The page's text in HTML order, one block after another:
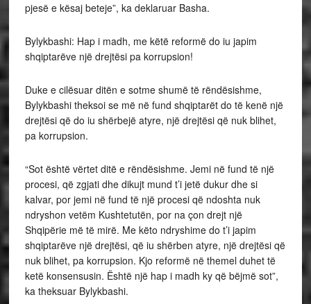
pjesë e kësaj beteje”, ka deklaruar Basha.
Bylykbashi: Hap i madh, me këtë reformë do iu japim
shqiptarëve një drejtësi pa korrupsion!
Duke e cilësuar ditën e sotme shumë të rëndësishme,
Bylykbashi theksoi se më në fund shqiptarët do të kenë një
drejtësi që do iu shërbejë atyre, një drejtësi që nuk blihet,
pa korrupsion.
“Sot është vërtet ditë e rëndësishme. Jemi në fund të një
procesi, që zgjati dhe dikujt mund t’i jetë dukur dhe si
kalvar, por jemi në fund të një procesi që ndoshta nuk
ndryshon vetëm Kushtetutën, por na çon drejt një
Shqipërie më të mirë. Me këto ndryshime do t’i japim
shqiptarëve një drejtësi, që iu shërben atyre, një drejtësi që
nuk blihet, pa korrupsion. Kjo reformë në themel duhet të
ketë konsensusin. Është një hap i madh ky që bëjmë sot”,
ka theksuar Bylykbashi.